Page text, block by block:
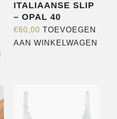
ITALIAANSE SLIP
– OPAL 40
€60,00 TOEVOEGEN
AAN WINKELWAGEN